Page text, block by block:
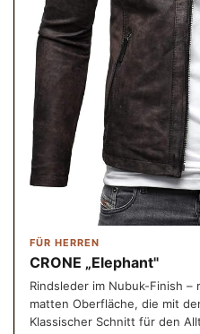
FÜR HERREN
CRONE „Elephant"
Rindsleder im Nubuk-Finish
matten Oberfläche, die mit
Klassischer Schnitt für den